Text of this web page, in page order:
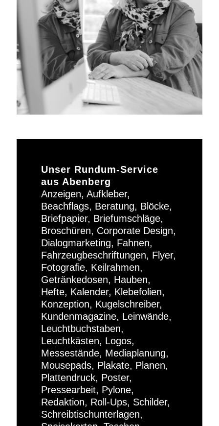
Unser Rundum-Service
aus Abenberg
Anzeigen, Aufkleber,
Beachflags, Beratung, Blöcke,
Briefpapier, Briefumschläge,
Broschüren, Corporate Design,
Dialogmarketing, Fahnen,
Fahrzeugbeschriftungen, Flyer,
Fotografie, Keilrahmen,
Getränkedosen, Hauben,
Hefte, Kalender, Klebefolien,
Konzeption, Kugelschreiber,
Kundenmagazine, Leinwände,
Leuchtbuchstaben,
Leuchtkästen, Logos,
Messestände, Mediaplanung,
Mousepads, Plakate, Planen,
Plattendruck, Poster,
Pressearbeit, Pylone,
Redaktion, Roll-Ups, Schilder,
Schreibtischunterlagen,